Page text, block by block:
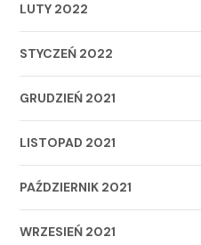
LUTY 2022
STYCZEŃ 2022
GRUDZIEŃ 2021
LISTOPAD 2021
PAŹDZIERNIK 2021
WRZESIEŃ 2021